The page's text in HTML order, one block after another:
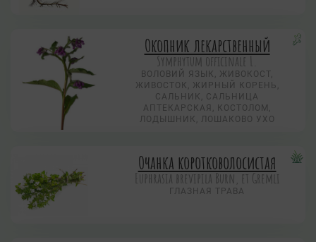
Окопник лекарственный
Symphytum officinale L.
ВОЛОВИЙ ЯЗЫК, ЖИВОКОСТ,
ЖИВОСТОК, ЖИРНЫЙ КОРЕНЬ,
САЛЬНИК, САЛЬНИЦА
АПТЕКАРСКАЯ, КОСТОЛОМ,
ЛОДЫШНИК, ЛОШАКОВО УХО
Очанка коротковолосистая
Euphrasia brevipila Burn, et Gremli
ГЛАЗНАЯ ТРАВА